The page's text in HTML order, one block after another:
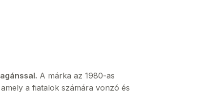
A márka az 1980-as
a fiatalok számára vonzó és